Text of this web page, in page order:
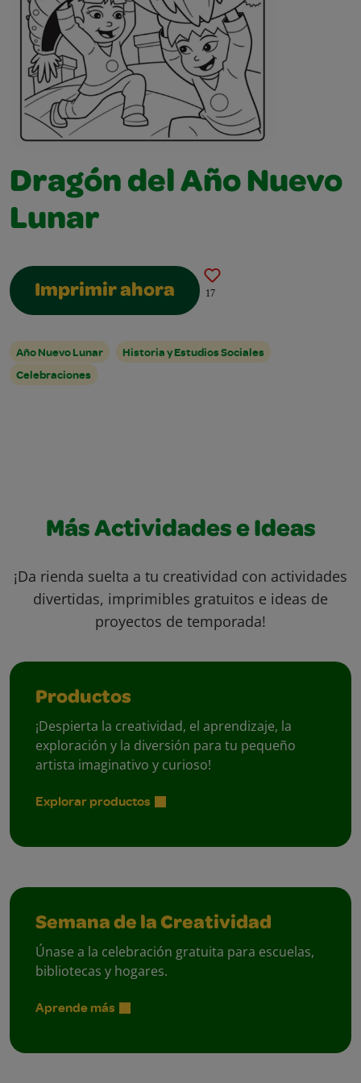
Dragón del Año Nuevo
Lunar
Imprimir ahora 17
Año Nuevo Lunar
Historia y Estudios Sociales
Celebraciones
Más Actividades e Ideas
¡Da rienda suelta a tu creatividad con actividades
divertidas, imprimibles gratuitos e ideas de
proyectos de temporada!
Productos
¡Despierta la creatividad, el aprendizaje, la
exploración y la diversión para tu pequeño
artista imaginativo y curioso!
Explorar productos
Semana de la Creatividad
Únase a la celebración gratuita para escuelas,
bibliotecas y hogares.
Aprende más